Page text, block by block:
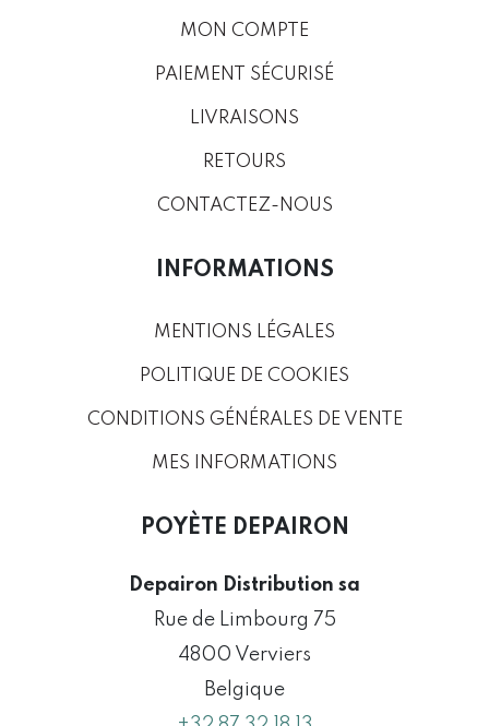
MON COMPTE
PAIEMENT SÉCURISÉ
LIVRAISONS
RETOURS
CONTACTEZ-NOUS
INFORMATIONS
MENTIONS LÉGALES
POLITIQUE DE COOKIES
CONDITIONS GÉNÉRALES DE VENTE
MES INFORMATIONS
POYÈTE DEPAIRON
Depairon Distribution sa
Rue de Limbourg 75
4800 Verviers
Belgique